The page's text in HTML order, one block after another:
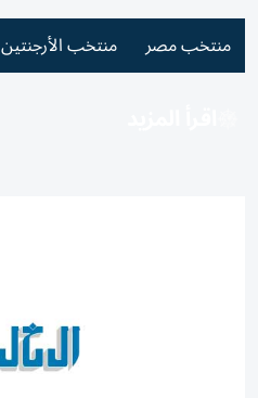
منتخب مصر منتخب الأرجنتين